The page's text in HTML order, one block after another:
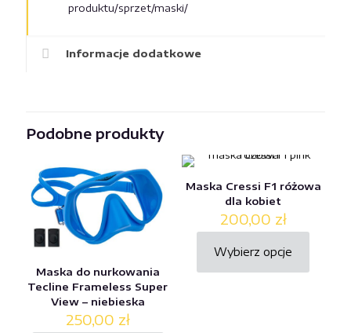
produktu/sprzet/maski/
Informacje dodatkowe
Podobne produkty
Maska do nurkowania
Tecline Frameless Super
View – niebieska
250,00 zł
Maska Cressi F1 różowa
dla kobiet
200,00 zł
Wybierz opcje
produkt